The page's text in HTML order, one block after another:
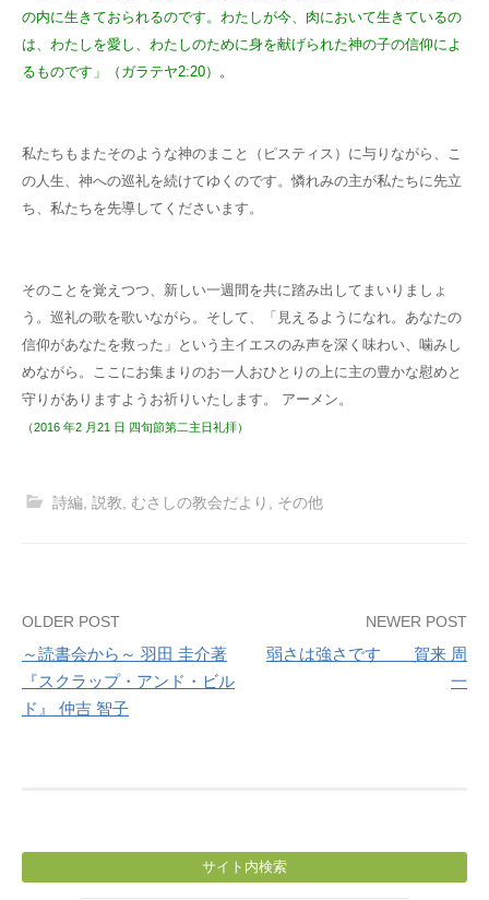
の内に生きておられるのです。わたしが今、肉において生きているの
は、わたしを愛し、わたしのために身を献げられた神の子の信仰によ
るものです」（ガラテヤ2:20） 。
私たちもまたそのような神のまこと（ピスティス）に与りながら、こ
の人生、神への巡礼を続けてゆくのです。憐れみの主が私たちに先立
ち、私たちを先導してくださいます。
そのことを覚えつつ、新しい一週間を共に踏み出してまいりましょ
う。巡礼の歌を歌いながら。そして、「見えるようになれ。あなたの
信仰があなたを救った」という主イエスのみ声を深く味わい、噛みし
めながら。ここにお集まりのお一人おひとりの上に主の豊かな慰めと
守りがありますようお祈りいたします。 アーメン。
（2016 年2 月21 日 四旬節第二主日礼拝）
詩編 説教 むさしの教会だより その他
Post
navigation
OLDER POST
～読書会から～ 羽田 圭介著
『スクラップ・アンド・ビル
ド』 仲吉 智子
NEWER POST
弱さは強さです 賀来 周
一
サイト内検索